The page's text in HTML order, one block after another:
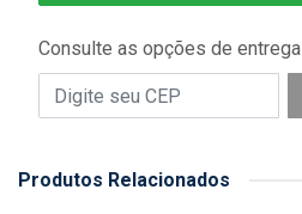
Consulte as opções de entrega
Produtos Relacionados